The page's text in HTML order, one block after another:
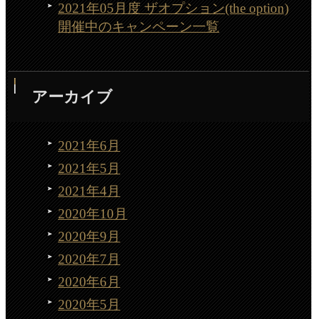
2021年05月度 ザオプション(the option)
開催中のキャンペーン一覧
アーカイブ
2021年6月
2021年5月
2021年4月
2020年10月
2020年9月
2020年7月
2020年6月
2020年5月